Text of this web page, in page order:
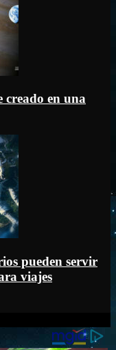
creado en una
pueden servir
viajes